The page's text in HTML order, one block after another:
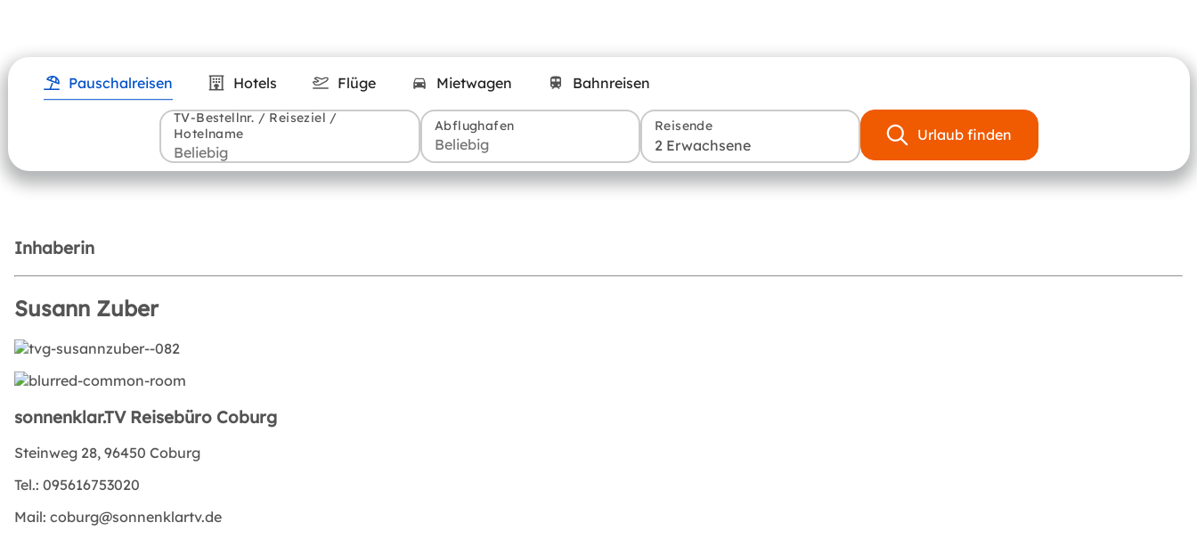
Pauschalreisen Hotels Flüge Mietwagen Bahnreisen
TV-Bestellnr. / Reiseziel /
Hotelname
Abflughafen Reisende
2 Erwachsene
Urlaub finden
Inhaberin
Susann Zuber
sonnenklar.TV Reisebüro Coburg
Steinweg 28, 96450 Coburg
Tel.: 095616753020
Mail: coburg@sonnenklartv.de